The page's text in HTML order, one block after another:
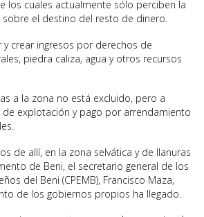
los cuales actualmente sólo perciben la
el destino del resto de dinero.
y crear ingresos por derechos de
piedra caliza, agua y otros recursos
a la zona no está excluido, pero a
explotación y pago por arrendamiento
de allí, en la zona selvática y de llanuras
de Beni, el secretario general de los
del Beni (CPEMB), Francisco Maza,
de los gobiernos propios ha llegado.